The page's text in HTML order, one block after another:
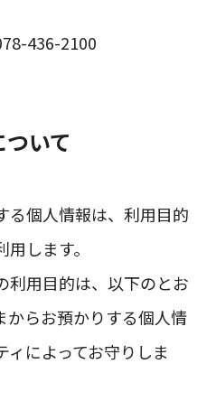
2100
いて
る個人情報は、利用目的
します。
利用目的は、以下のとお
からお預かりする個人情
によってお守りしま